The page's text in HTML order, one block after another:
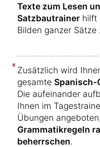
Texte zum Lesen
Satzbautrainer hilft
Bilden ganzer Sätze
Zusätzlich wird
gesamte Spanisch-
Die aufeinander
Ihnen im
Übungen
Grammatikregeln
beherrschen.